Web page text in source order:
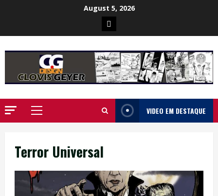
August 5, 2026
Poster
da
Ilha
Primary
VIDEO EM DESTAQUE
Terror Universal